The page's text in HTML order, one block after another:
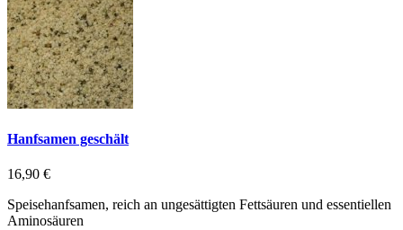
Hanfsamen geschält
16,90 €
Speisehanfsamen, reich an ungesättigten Fettsäuren und essentiellen
Aminosäuren